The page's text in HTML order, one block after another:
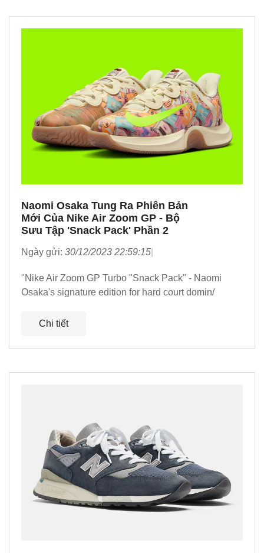
Naomi Osaka Tung Ra Phiên Bản
Mới Của Nike Air Zoom GP - Bộ
Sưu Tập 'Snack Pack' Phần 2
Ngày gửi: 30/12/2023 22:59:15
"Nike Air Zoom GP Turbo "Snack Pack" - Naomi
Osaka's signature edition for hard court domin/
Chi tiết